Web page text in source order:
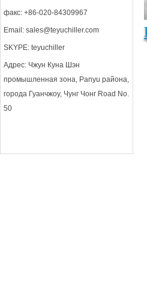
факс: +86-020-84309967
Email: sales@teyuchiller.com
SKYPE: teyuchiller
Адрес: Чжун Куна Шэн
промышленная зона, Panyu района,
города Гуанчжоу, Чунг Чонг Road No.
50